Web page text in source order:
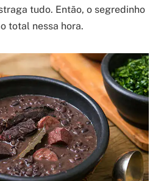
tudo. Então, o segredinho
total nessa hora.